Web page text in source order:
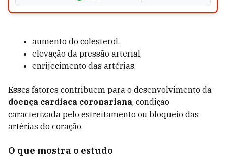
aumento do colesterol,
elevação da pressão arterial,
enrijecimento das artérias.
Esses fatores contribuem para o desenvolvimento da
doença cardíaca coronariana, condição
caracterizada pelo estreitamento ou bloqueio das
artérias do coração.
O que mostra o estudo